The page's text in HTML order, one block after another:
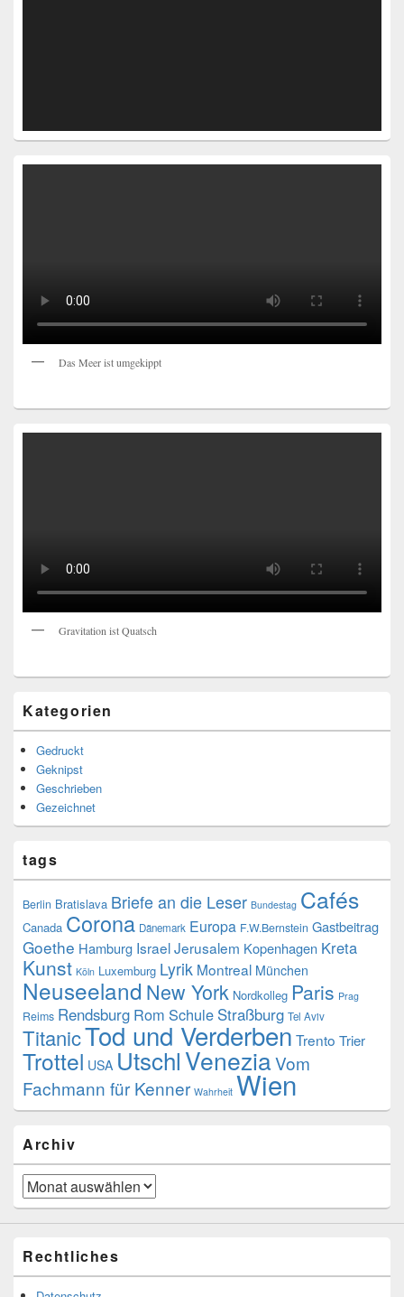
Das Meer ist umgekippt
Gravitation ist Quatsch
Kategorien
Gedruckt
Geknipst
Geschrieben
Gezeichnet
tags
Berlin Bratislava Briefe an die Leser Bundestag Cafés
Canada Corona Dänemark Europa F.W.Bernstein Gastbeitrag
Goethe Hamburg IsraelJerusalem Kopenhagen Kreta
Kunst Köln Luxemburg Lyrik Montreal München
Neuseeland New York Nordkolleg Paris Prag
Reims Rendsburg Rom Schule Straßburg Tel Aviv
TitanicTod und Verderben Trento Trier
Trottel USA UtschlVeneziaVom
Fachmann für Kenner Wahrheit Wien
Archiv
Archiv
Rechtliches